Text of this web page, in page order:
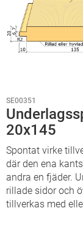
SE00351
20x145
Spontat virke
där den ena
andra en fjäder.
rillade sidor och
tillverkas med